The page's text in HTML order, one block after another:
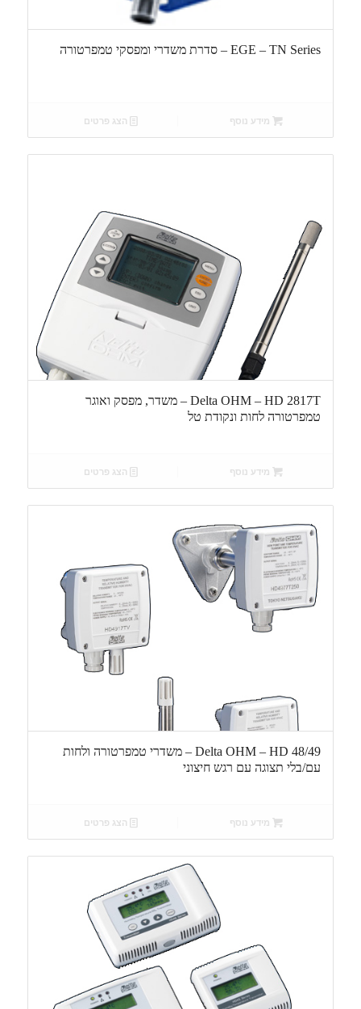
EGE – TN Series – סדרת משדרי ומפסקי טמפרטורה
מידע נוסף הצג פרטים
Delta OHM – HD 2817T – משדר, מפסק ואוגר
טמפרטורה לחות ונקודת טל
מידע נוסף הצג פרטים
Delta OHM – HD 48/49 – משדרי טמפרטורה ולחות
עם/בלי תצוגה עם רגש חיצוני
מידע נוסף הצג פרטים